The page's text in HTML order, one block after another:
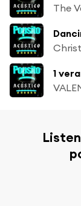
The
1